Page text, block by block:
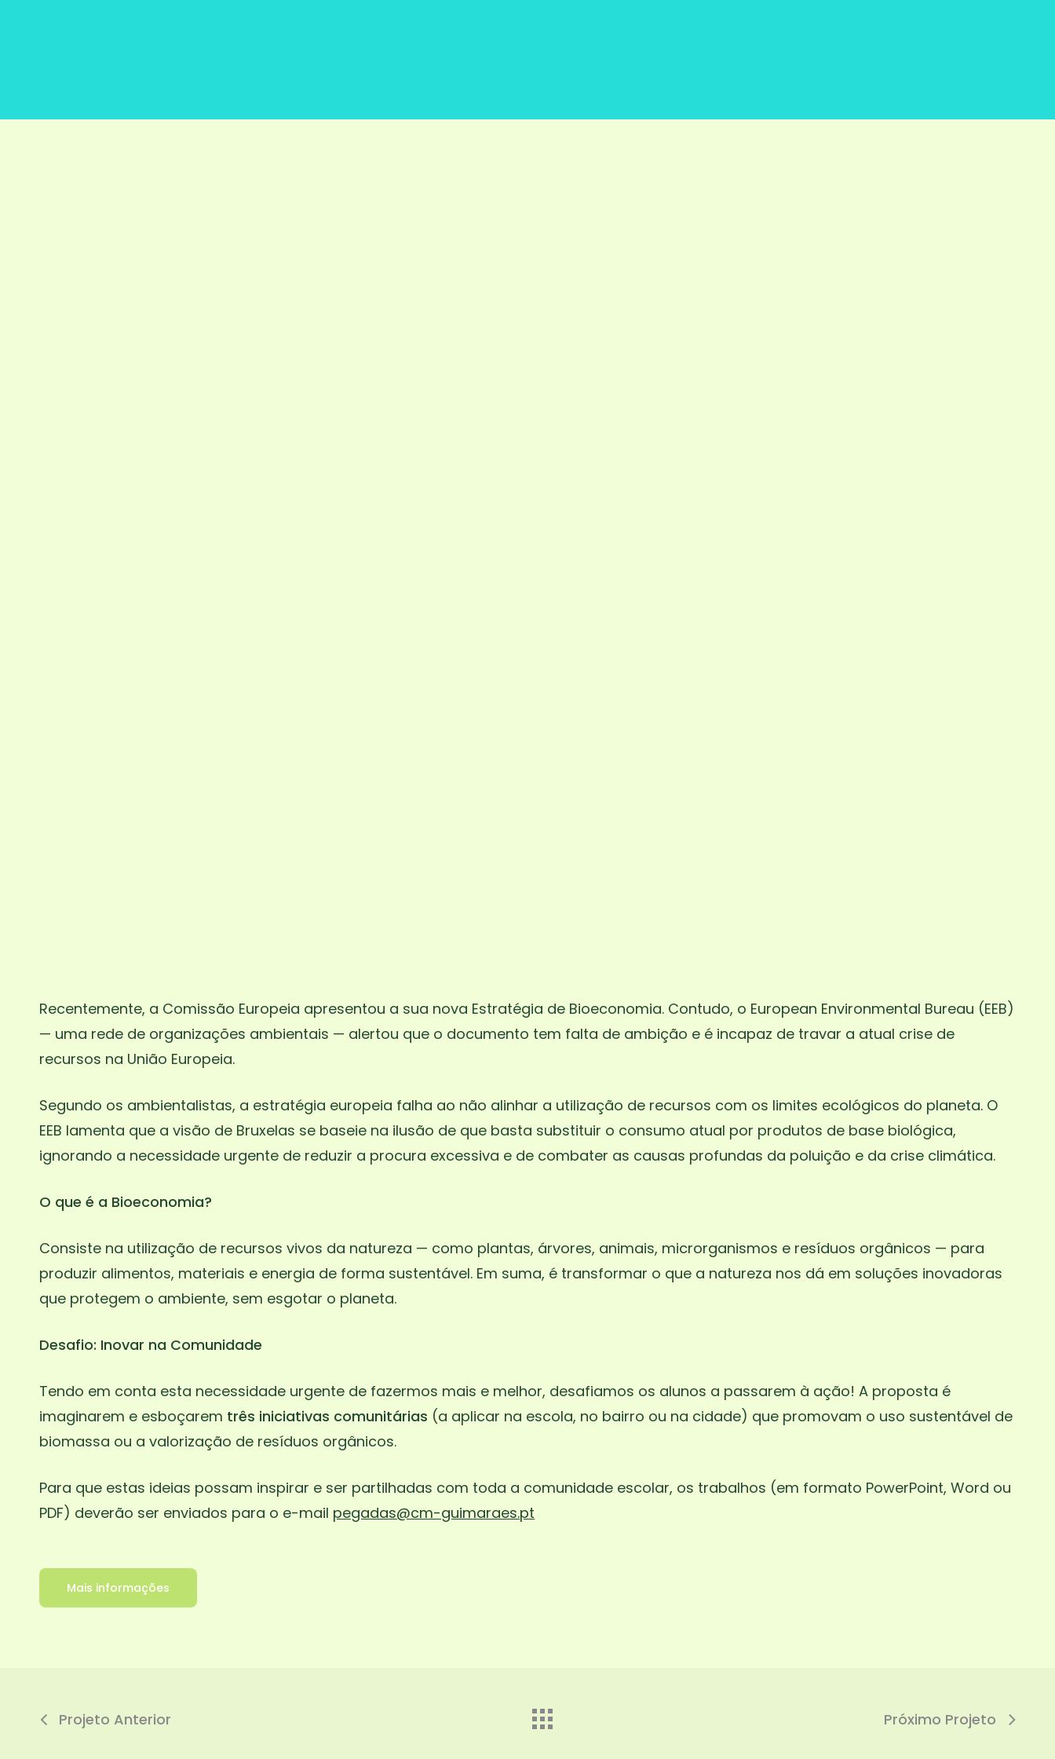
Recentemente, a Comissão Europeia apresentou a sua nova Estratégia de Bioeconomia. Contudo, o European Environmental Bureau (EEB)
— uma rede de organizações ambientais — alertou que o documento tem falta de ambição e é incapaz de travar a atual crise de
recursos na União Europeia.
Segundo os ambientalistas, a estratégia europeia falha ao não alinhar a utilização de recursos com os limites ecológicos do planeta. O
EEB lamenta que a visão de Bruxelas se baseie na ilusão de que basta substituir o consumo atual por produtos de base biológica,
ignorando a necessidade urgente de reduzir a procura excessiva e de combater as causas profundas da poluição e da crise climática.
O que é a Bioeconomia?
Consiste na utilização de recursos vivos da natureza — como plantas, árvores, animais, microrganismos e resíduos orgânicos — para
produzir alimentos, materiais e energia de forma sustentável. Em suma, é transformar o que a natureza nos dá em soluções inovadoras
que protegem o ambiente, sem esgotar o planeta.
Desafio: Inovar na Comunidade
Tendo em conta esta necessidade urgente de fazermos mais e melhor, desafiamos os alunos a passarem à ação! A proposta é
imaginarem e esboçarem três iniciativas comunitárias (a aplicar na escola, no bairro ou na cidade) que promovam o uso sustentável de
biomassa ou a valorização de resíduos orgânicos.
Para que estas ideias possam inspirar e ser partilhadas com toda a comunidade escolar, os trabalhos (em formato PowerPoint, Word ou
PDF) deverão ser enviados para o e-mail pegadas@cm-guimaraes.pt
Mais informações
Projeto Anterior Próximo Projeto